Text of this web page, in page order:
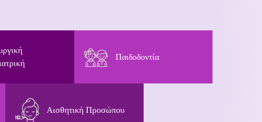
Παιδοδοντία
Αισθητική Προσώπου